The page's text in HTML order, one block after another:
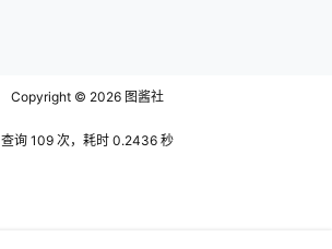
Copyright © 2026 图酱社
查询 109 次，耗时 0.2436 秒